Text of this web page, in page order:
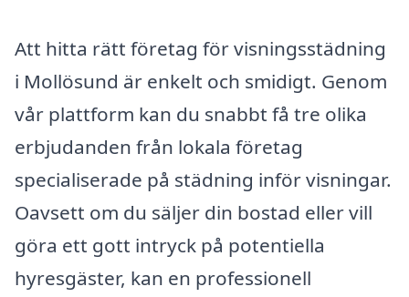
Att hitta rätt företag för visningsstädning
i Mollösund är enkelt och smidigt. Genom
vår plattform kan du snabbt få tre olika
erbjudanden från lokala företag
specialiserade på städning inför visningar.
Oavsett om du säljer din bostad eller vill
göra ett gott intryck på potentiella
hyresgäster, kan en professionell